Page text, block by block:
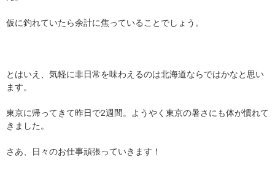
仮に釣れていたら余計に焦っていることでしょう。
とはいえ、気軽に非日常を味わえるのは北海道ならではかなと思い
ます。
東京に帰ってきて昨日で2週間。ようやく東京の暑さにも体が慣れて
きました。
さあ、日々のお仕事頑張っていきます！